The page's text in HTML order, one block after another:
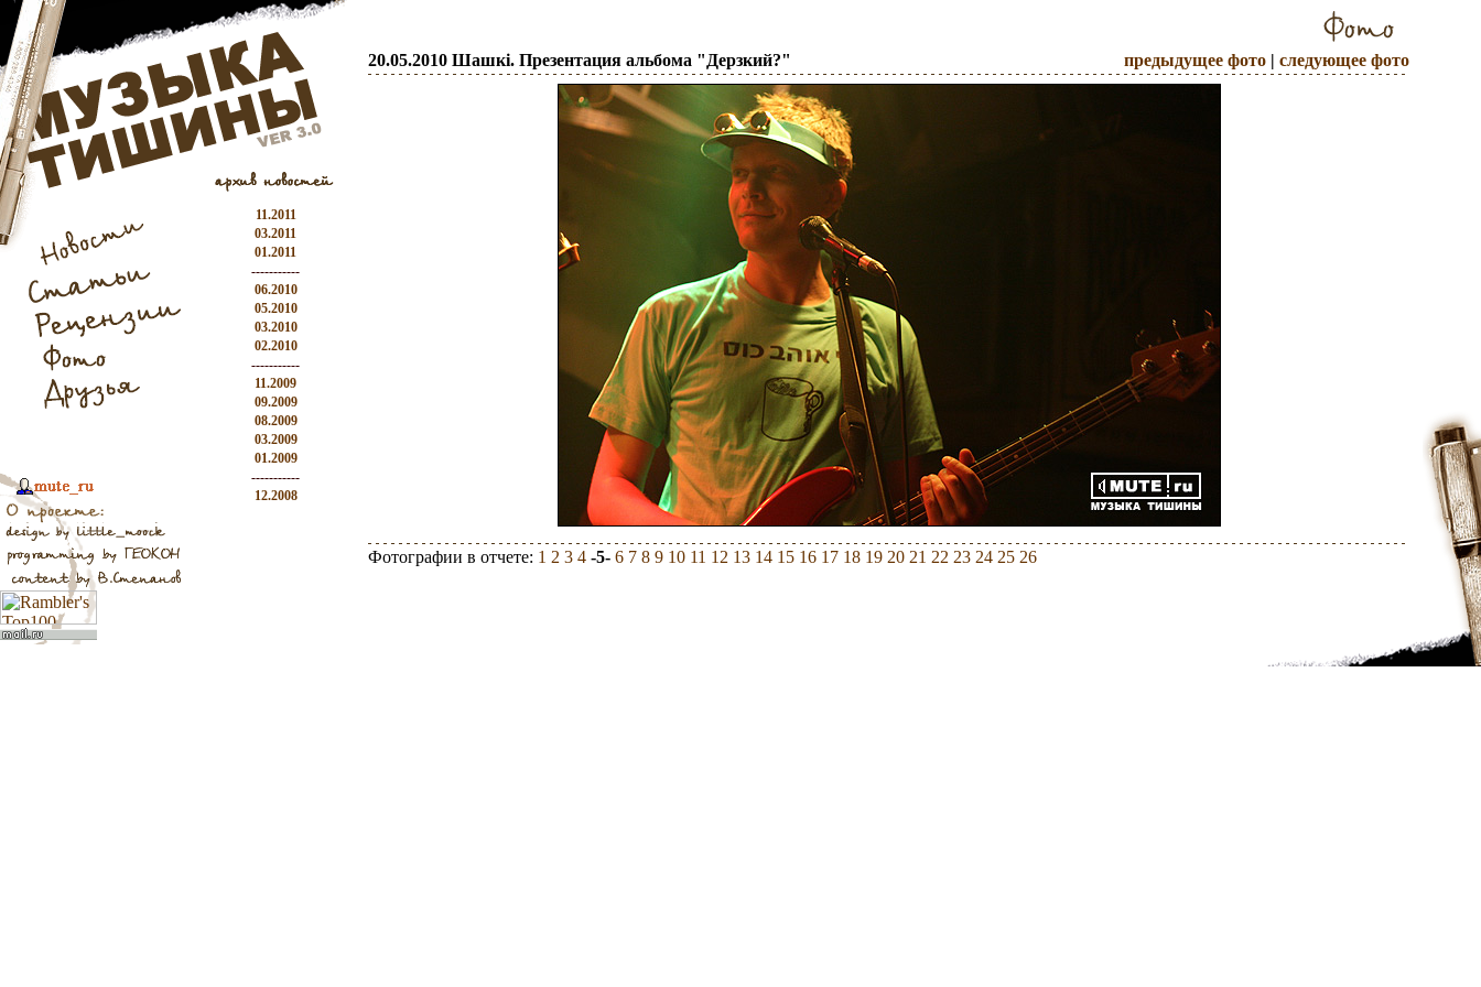
11.2011
03.2011
01.2011
-----------
06.2010
05.2010
03.2010
02.2010
-----------
11.2009
09.2009
08.2009
03.2009
01.2009
-----------
12.2008
20.05.2010 Шашкi. Презентация альбома "Дерзкий?" предыдущее фото | следующее фото
Фотографии в отчете: 1 2 3 4 -5- 6 7 8 9 10 11 12 13 14 15 16 17 18 19 20 21 22 23 24 25 26